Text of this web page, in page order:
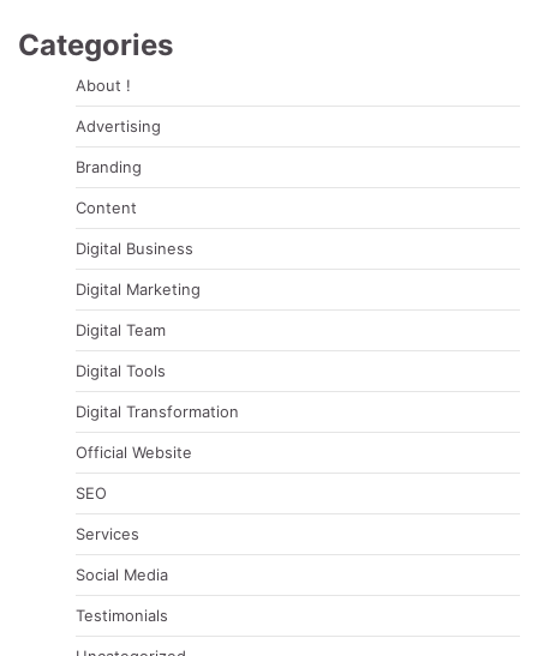
Categories
About !
Advertising
Branding
Content
Digital Business
Digital Marketing
Digital Team
Digital Tools
Digital Transformation
Official Website
SEO
Services
Social Media
Testimonials